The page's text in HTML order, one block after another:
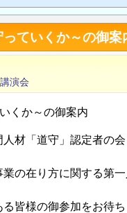
ていくか～の御案
講演会
くか～の御案内
材「道守」認定者の
の在り方に関する第
皆様の御参加をお待ち